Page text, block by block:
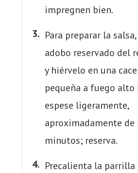
impregnen bien.
Para preparar la
adobo reservado del
y hiérvelo en una
pequeña a fuego alto
espese ligeramente,
aproximadamente de
minutos; reserva.
Precalienta la parrilla